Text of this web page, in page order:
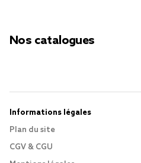
Nos catalogues
Informations légales
Plan du site
CGV & CGU